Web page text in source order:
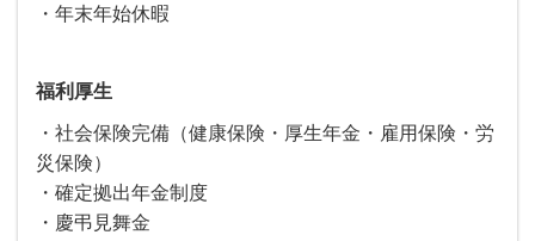
・年末年始休暇
福利厚生
・社会保険完備（健康保険・厚生年金・雇用保険・労
災保険）
・確定拠出年金制度
・慶弔見舞金